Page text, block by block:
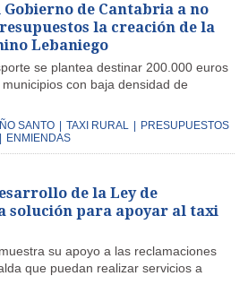
Gobierno de Cantabria a no
la creación de la
Lebaniego
se plantea destinar 200.000 euros
con baja densidad de
SANTO TAXI RURAL
PRESUPUESTOS
ENMIENDAS
de la Ley de
solución para apoyar al taxi
su apoyo a las reclamaciones
que puedan realizar servicios a